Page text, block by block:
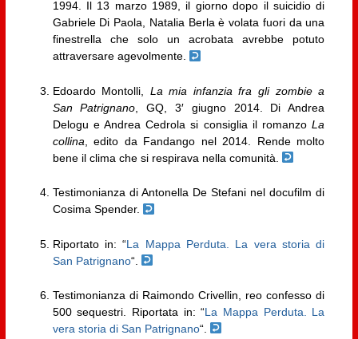
1994. Il 13 marzo 1989, il giorno dopo il suicidio di
Gabriele Di Paola, Natalia Berla è volata fuori da una
finestrella che solo un acrobata avrebbe potuto
attraversare agevolmente.
Edoardo Montolli, La mia infanzia fra gli zombie a
San Patrignano , GQ, 3′ giugno 2014. Di Andrea
Delogu e Andrea Cedrola si consiglia il romanzoLa
collina , edito da Fandango nel 2014. Rende molto
bene il clima che si respirava nella comunità.
Testimonianza di Antonella De Stefani nel docufilm di
Cosima Spender.
Riportato in: “La Mappa Perduta. La vera storia di
San Patrignano“.
Testimonianza di Raimondo Crivellin, reo confesso di
500 sequestri. Riportata in: “La Mappa Perduta. La
vera storia di San Patrignano“.